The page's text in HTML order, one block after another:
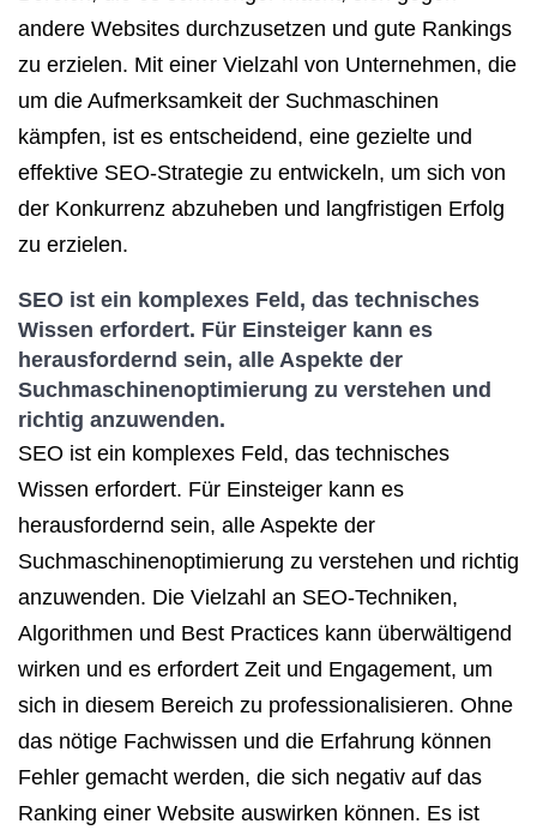
andere Websites durchzusetzen und gute Rankings
zu erzielen. Mit einer Vielzahl von Unternehmen, die
um die Aufmerksamkeit der Suchmaschinen
kämpfen, ist es entscheidend, eine gezielte und
effektive SEO-Strategie zu entwickeln, um sich von
der Konkurrenz abzuheben und langfristigen Erfolg
zu erzielen.
SEO ist ein komplexes Feld, das technisches
Wissen erfordert. Für Einsteiger kann es
herausfordernd sein, alle Aspekte der
Suchmaschinenoptimierung zu verstehen und
richtig anzuwenden.
SEO ist ein komplexes Feld, das technisches
Wissen erfordert. Für Einsteiger kann es
herausfordernd sein, alle Aspekte der
Suchmaschinenoptimierung zu verstehen und richtig
anzuwenden. Die Vielzahl an SEO-Techniken,
Algorithmen und Best Practices kann überwältigend
wirken und es erfordert Zeit und Engagement, um
sich in diesem Bereich zu professionalisieren. Ohne
das nötige Fachwissen und die Erfahrung können
Fehler gemacht werden, die sich negativ auf das
Ranking einer Website auswirken können. Es ist